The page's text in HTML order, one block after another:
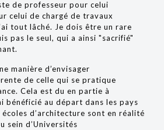
de professeur pour celui
celui de chargé de travaux
tout lâché. Je dois être un rare
pas le seul, qui a ainsi "sacrifié"
manière d’envisager
de celle qui se pratique
Cela est du en partie à
bénéficié au départ dans les pays
d’architecture sont en réalité
sein d’Universités